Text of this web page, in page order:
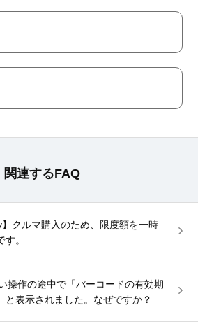
関連するFAQ
】クルマ購入のため、限度額を一時
。
操作の途中で「バーコードの有効期
と表示されました。なぜですか？